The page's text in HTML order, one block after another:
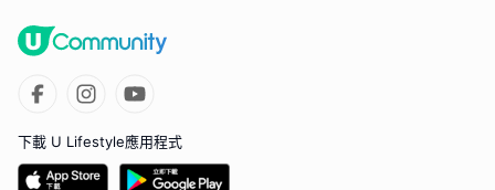
下載 U Lifestyle應用程式